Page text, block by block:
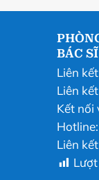
BÁC
Liên
Liên
Kết nối
Liên